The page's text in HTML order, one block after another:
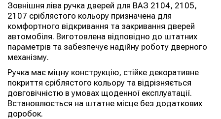
Зовнішня ліва ручка дверей для ВАЗ 2104, 2105,
2107 сріблястого кольору призначена для
комфортного відкривання та закривання дверей
автомобіля. Виготовлена відповідно до штатних
параметрів та забезпечує надійну роботу дверного
механізму.
Ручка має міцну конструкцію, стійке декоративне
покриття сріблястого кольору та відрізняється
довговічністю в умовах щоденної експлуатації.
Встановлюється на штатне місце без додаткових
доробок.